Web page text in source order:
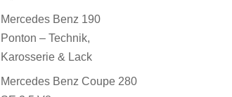
Mercedes Benz 190
Ponton – Technik,
Karosserie & Lack
Mercedes Benz Coupe 280